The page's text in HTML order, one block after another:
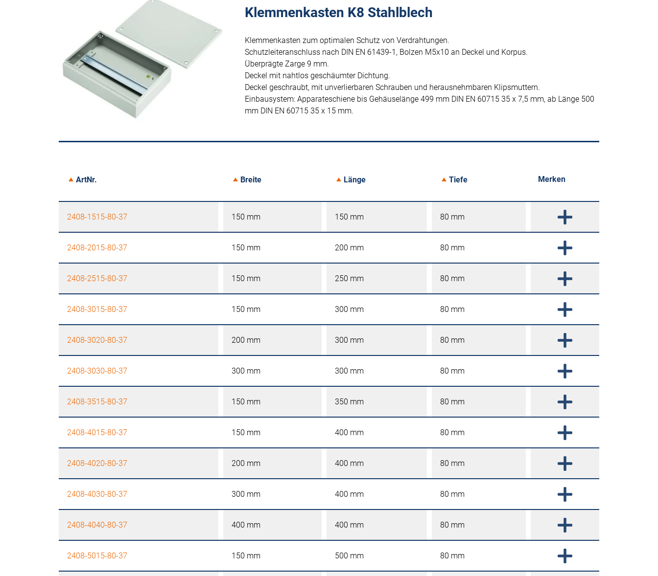
Klemmenkasten K8 Stahlblech
Klemmenkasten zum optimalen Schutz von Verdrahtungen.
Schutzleiteranschluss nach DIN EN 61439-1, Bolzen M5x10 an Deckel und Korpus.
Überprägte Zarge 9 mm.
Deckel mit nahtlos geschäumter Dichtung.
Deckel geschraubt, mit unverlierbaren Schrauben und herausnehmbaren Klipsmuttern.
Einbausystem: Apparateschiene bis Gehäuselänge 499 mm DIN EN 60715 35 x 7,5 mm, ab Länge 500
mm DIN EN 60715 35 x 15 mm.
ArtNr. Breite Länge Tiefe Merken
2408-1515-80-37 150 mm 150 mm 80 mm
2408-2015-80-37 150 mm 200 mm 80 mm
2408-2515-80-37 150 mm 250 mm 80 mm
2408-3015-80-37 150 mm 300 mm 80 mm
2408-3020-80-37 200 mm 300 mm 80 mm
2408-3030-80-37 300 mm 300 mm 80 mm
2408-3515-80-37 150 mm 350 mm 80 mm
2408-4015-80-37 150 mm 400 mm 80 mm
2408-4020-80-37 200 mm 400 mm 80 mm
2408-4030-80-37 300 mm 400 mm 80 mm
2408-4040-80-37 400 mm 400 mm 80 mm
2408-5015-80-37 150 mm 500 mm 80 mm